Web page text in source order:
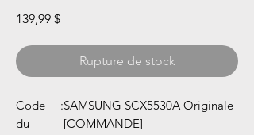
139,99 $Prix
Rupture de stock
Code
du
:SAMSUNG SCX5530A Originale
[COMMANDE]